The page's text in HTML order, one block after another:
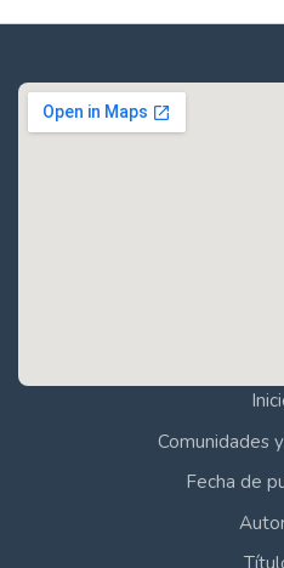
Comunidades
Fecha de